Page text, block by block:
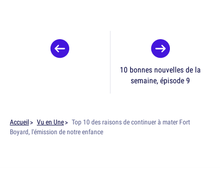
10 bonnes nouvelles de la
semaine, épisode 9
Accueil Vu en Une
Top 10 des raisons de continuer à mater Fort
Boyard, l'émission de notre enfance